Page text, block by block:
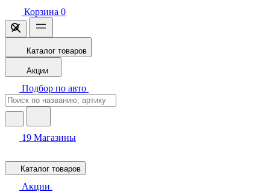
Корзина 0
Каталог товаров
Акции
Подбор по авто
19 Магазины
Каталог товаров
Акции